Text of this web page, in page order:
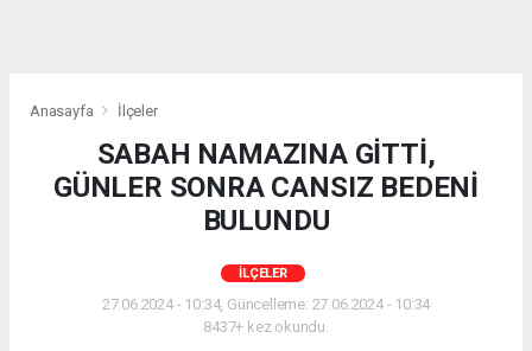
Anasayfa İlçeler
SABAH NAMAZINA GİTTİ,
GÜNLER SONRA CANSIZ BEDENİ
BULUNDU
İLÇELER
27.06.2024 - 10:34, Güncelleme: 27.06.2024 - 10:34
8437+ kez okundu.